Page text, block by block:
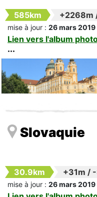
585km +2268m
mise à jour : 26 mars 2019
Lien vers l'album
Slovaquie
30.9km +31m /
mise à jour : 26 mars 2019